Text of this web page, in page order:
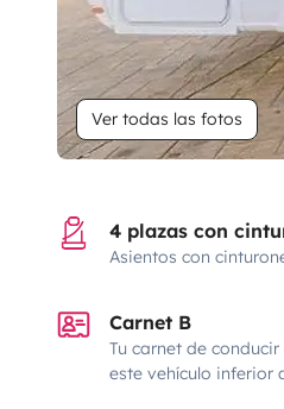
Ver todas las fotos
4 plazas con
Asientos con
Carnet B
Tu carnet de
este vehículo inferior